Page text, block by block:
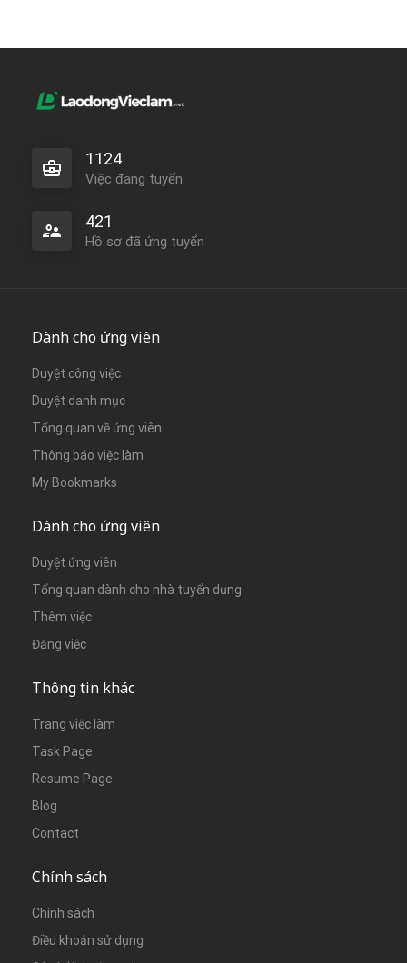
1124
Việc đang tuyển
421
Hồ sơ đã ứng tuyển
Dành cho ứng viên
Duyệt công việc
Duyệt danh mục
Tổng quan về ứng viên
Thông báo việc làm
My Bookmarks
Dành cho ứng viên
Duyệt ứng viên
Tổng quan dành cho nhà tuyển dụng
Thêm việc
Đăng việc
Thông tin khác
Trang việc làm
Task Page
Resume Page
Blog
Contact
Chính sách
Chính sách
Điều khoản sử dụng